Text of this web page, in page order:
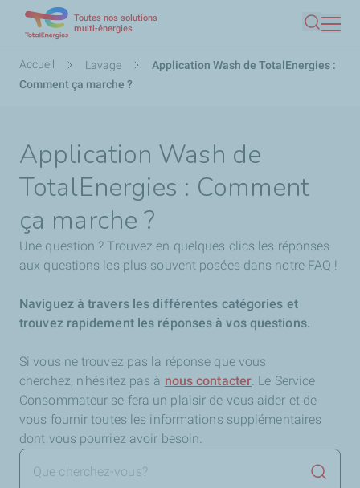
contenu
Toutes nos solutions
multi-énergies
Fil
d'Ariane
Accueil Lavage
Application Wash de TotalEnergies :
Comment ça marche ?
Application Wash de
TotalEnergies : Comment
ça marche ?
Une question ? Trouvez en quelques clics les réponses
aux questions les plus souvent posées dans notre FAQ !
Naviguez à travers les différentes catégories et
trouvez rapidement les réponses à vos questions.
Si vous ne trouvez pas la réponse que vous
cherchez, n'hésitez pas à nous contacter. Le Service
Consommateur se fera un plaisir de vous aider et de
vous fournir toutes les informations supplémentaires
dont vous pourriez avoir besoin.